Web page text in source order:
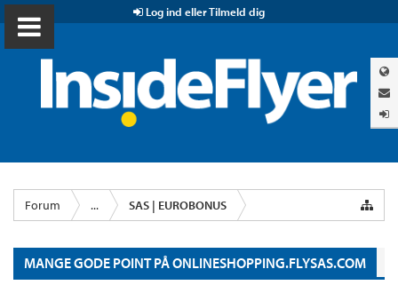
Log ind eller Tilmeld dig
Forum ... SAS | EUROBONUS
MANGE GODE POINT PÅ ONLINESHOPPING.FLYSAS.COM